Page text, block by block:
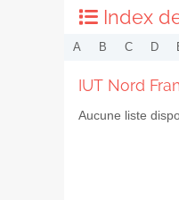
Index
A B C D
IUT Nord
Aucune liste